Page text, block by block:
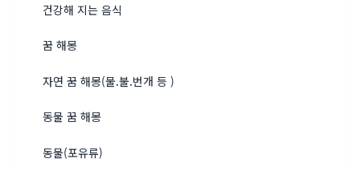
건강해 지는 음식
꿈 해몽
자연 꿈 해몽(물.불.번개 등 )
동물 꿈 해몽
동물(포유류)